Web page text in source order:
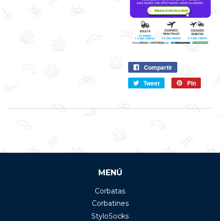
Compartir
en
Facebook
Tweet
CompartirPin
MENÚ
Corbatas
Corbatines
StyloSocks